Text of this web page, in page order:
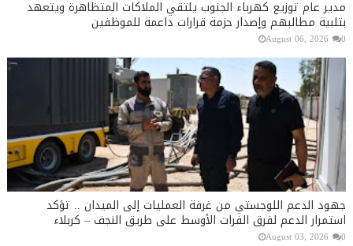
مدير عام توزيع كهرباء الجنوب يلتقي الملاكات المتظاهرة ويتعهد
بتلبية مطالبهم وإصدار حزمة قرارات داعمة للموظفين
August 06, 2026 0
جهود الدعم اللوجستي من غرفة العمليات إلى الميدان .. تؤكد
استمرار الدعم لفرق الفرات الأوسط على طريق النجف – كربلاء
August 03, 2026 0